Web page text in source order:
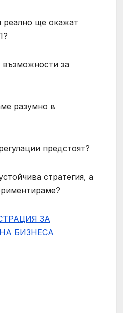
реално ще окажат
възможности за
разумно в
предстоят?
стратегия, а
ЗА
БИЗНЕСА